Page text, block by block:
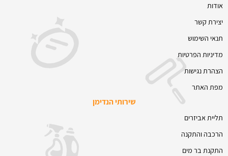
אודות
יצירת קשר
תנאי השימוש
מדיניות הפרטיות
הצהרת נגישות
מפת האתר
שירותי הנדימן
תליית אביזרים
הרכבה והתקנה
התקנת בר מים